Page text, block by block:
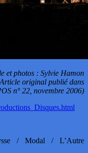
et photos : Sylvie Hamon
original publié dans
n° 22, novembre 2006)
/ Modal / L’Autre